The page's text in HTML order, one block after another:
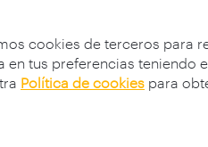
cookies de terceros
en tus preferencias teniendo
Política de cookies para